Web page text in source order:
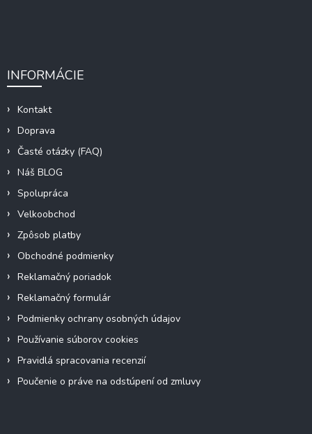
INFORMÁCIE
Kontakt
Doprava
Časté otázky (FAQ)
Náš BLOG
Spolupráca
Velkoobchod
Zpôsob platby
Obchodné podmienky
Reklamačný poriadok
Reklamačný formulár
Podmienky ochrany osobných údajov
Používanie súborov cookies
Pravidlá spracovania recenzií
Poučenie o práve na odstúpení od zmluvy